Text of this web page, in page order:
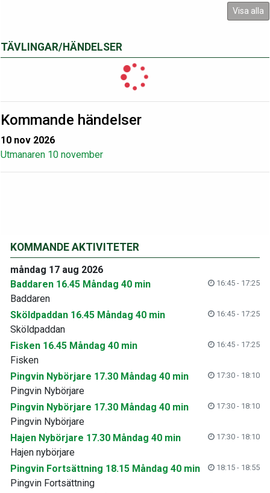
Visa alla
TÄVLINGAR/HÄNDELSER
Kommande händelser
10 nov 2026
Utmanaren 10 november
KOMMANDE AKTIVITETER
måndag 17 aug 2026
Baddaren 16.45 Måndag 40 min
16:45 - 17:25
Baddaren
Sköldpaddan 16.45 Måndag 40 min
16:45 - 17:25
Sköldpaddan
Fisken 16.45 Måndag 40 min
16:45 - 17:25
Fisken
Pingvin Nybörjare 17.30 Måndag 40 min
17:30 - 18:10
Pingvin Nybörjare
Pingvin Nybörjare 17.30 Måndag 40 min
17:30 - 18:10
Pingvin Nybörjare
Hajen Nybörjare 17.30 Måndag 40 min
17:30 - 18:10
Hajen nybörjare
Pingvin Fortsättning 18.15 Måndag 40 min
18:15 - 18:55
Pingvin Fortsättning